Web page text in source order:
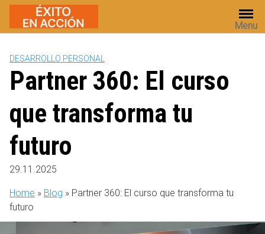
Saltar
contenido
Menu
DESARROLLO PERSONAL
Partner 360: El curso
que transforma tu
futuro
29.11.2025
Home » Blog » Partner 360: El curso que transforma tu
futuro